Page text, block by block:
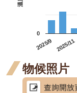
2025/9 2025/11
0
物候照片